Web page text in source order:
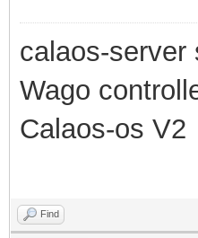
calaos-server
Wago
Calaos-os V2
Find